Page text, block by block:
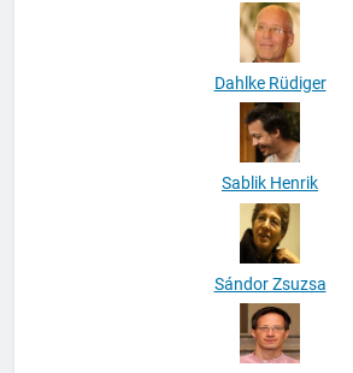
Dahlke Rüdiger
Sablik Henrik
Sándor Zsuzsa